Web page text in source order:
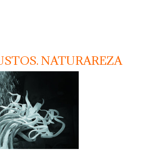
cerámica contemporánea
artistas de la col·lección
NATURAREZA